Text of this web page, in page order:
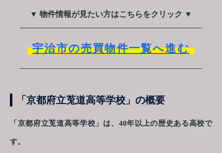
▼ 物件情報が見たい方はこちらをクリック ▼
宇治市の売買物件一覧へ進む
「京都府立莵道高等学校」の概要
「京都府立莵道高等学校」は、40年以上の歴史ある高校で
す。